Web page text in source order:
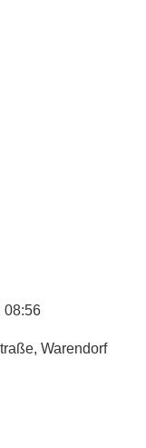
08:56
Warendorf